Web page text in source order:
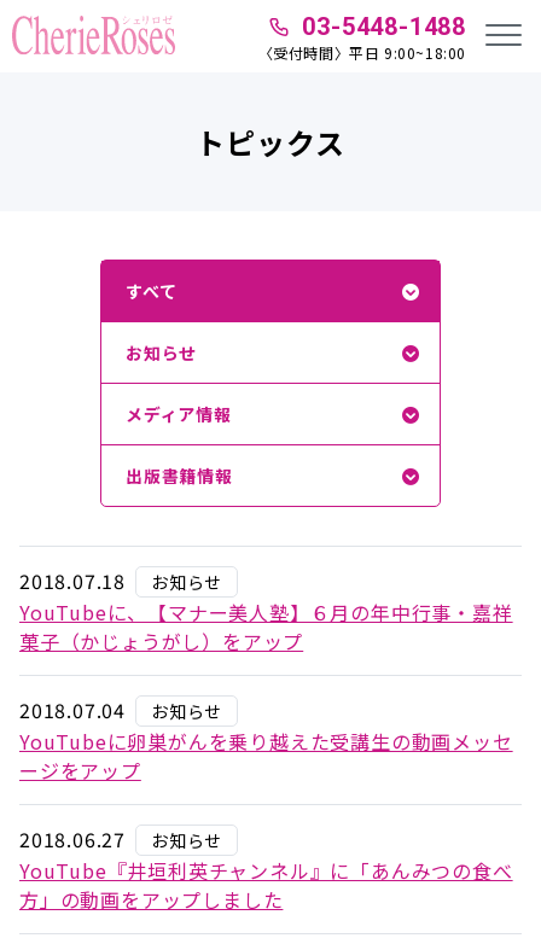
03-5448-1488
〈受付時間〉平日 9:00~18:00
トピックス
すべて
お知らせ
メディア情報
出版書籍情報
2018.07.18 お知らせ
YouTubeに、【マナー美人塾】６月の年中行事・嘉祥
菓子（かじょうがし）をアップ
2018.07.04 お知らせ
YouTubeに卵巣がんを乗り越えた受講生の動画メッセ
ージをアップ
2018.06.27 お知らせ
YouTube『井垣利英チャンネル』に「あんみつの食べ
方」の動画をアップしました